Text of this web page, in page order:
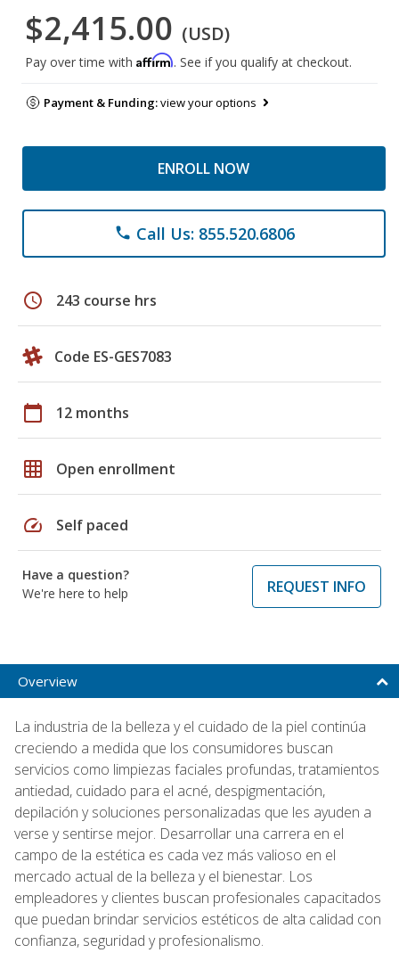
$2,415.00 (USD)
Pay over time with Affirm. See if you qualify at checkout.
Payment & Funding:view your options
ENROLL NOW
phone Call Us: 855.520.6806
schedule 243 course hrs
Code ES-GES7083
calendar_today 12 months
grid_on Open enrollment
speed Self paced
Have a question?
We're here to help
REQUEST INFO
Overview
La industria de la belleza y el cuidado de la piel continúa
creciendo a medida que los consumidores buscan
servicios como limpiezas faciales profundas, tratamientos
antiedad, cuidado para el acné, despigmentación,
depilación y soluciones personalizadas que les ayuden a
verse y sentirse mejor. Desarrollar una carrera en el
campo de la estética es cada vez más valioso en el
mercado actual de la belleza y el bienestar. Los
empleadores y clientes buscan profesionales capacitados
que puedan brindar servicios estéticos de alta calidad con
confianza, seguridad y profesionalismo.